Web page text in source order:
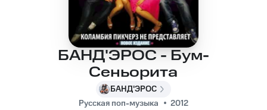
БАНД'ЭРОС - Бум-
Сеньорита
БАНД'ЭРОС
Русская поп-музыка
2012